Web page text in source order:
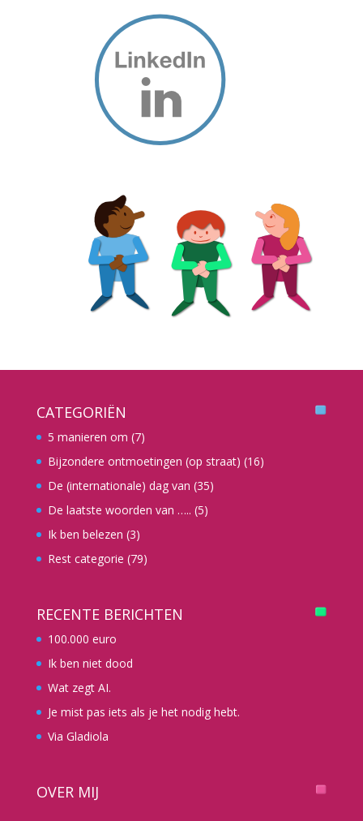
CATEGORIËN
5 manieren om (7)
Bijzondere ontmoetingen (op straat) (16)
De (internationale) dag van (35)
De laatste woorden van ….. (5)
Ik ben belezen (3)
Rest categorie (79)
RECENTE BERICHTEN
100.000 euro
Ik ben niet dood
Wat zegt AI.
Je mist pas iets als je het nodig hebt.
Via Gladiola
OVER MIJ